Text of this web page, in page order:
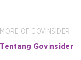
MORE OF GOVINSIDER
Tentang Govinsider